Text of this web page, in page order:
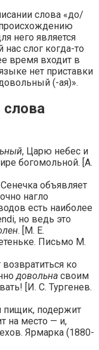
слова «до/
происхождению
него является
слог когда-то
время входит в
нет приставки
(-ая)».
, Царю небес и
богомольной. [А.
объявляет
нагло
есть наиболее
но ведь это
. [М. Е.
Письмо М.
ко
довольна своим
[И. С. Тургенев.
пищик, подержит
на место — и,
Ярмарка (1880-